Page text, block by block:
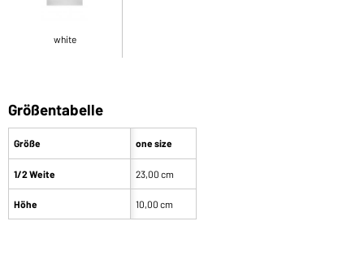
white
Größentabelle
Größe
1/2 Weite
Höhe
one size
23,00 cm
10,00 cm